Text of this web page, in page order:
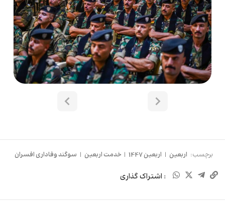
برچسب: اربعین | اربعین 1447 | خدمت اربعین | سوگند وفاداری افسران
: اشتراک گذاری